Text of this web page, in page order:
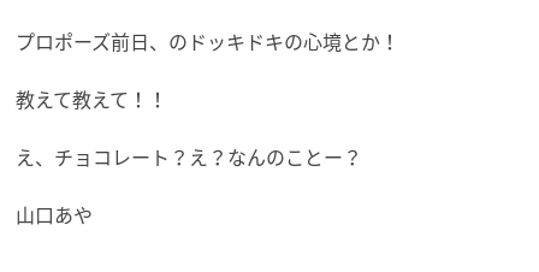
プロポーズ前日、のドッキドキの心境とか！
教えて教えて！！
え、チョコレート？え？なんのことー？
山口あや